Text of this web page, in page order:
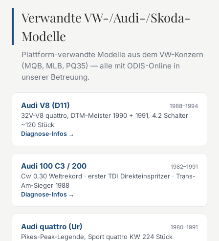
Verwandte VW-/Audi-/Skoda-
Modelle
Plattform-verwandte Modelle aus dem VW-Konzern
(MQB, MLB, PQ35) — alle mit ODIS-Online in
unserer Betreuung.
Audi V8 (D11) 1988–1994
32V-V8 quattro, DTM-Meister 1990 + 1991, 4.2 Schalter
~120 Stück
Diagnose-Infos →
Audi 100 C3 / 200 1982–1991
Cw 0,30 Weltrekord · erster TDI Direkteinspritzer · Trans-
Am-Sieger 1988
Diagnose-Infos →
Audi quattro (Ur) 1980–1991
Pikes-Peak-Legende, Sport quattro KW 224 Stück